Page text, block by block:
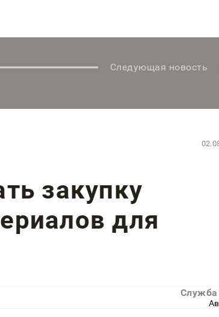
Следующая новость
закупку
для
Служба